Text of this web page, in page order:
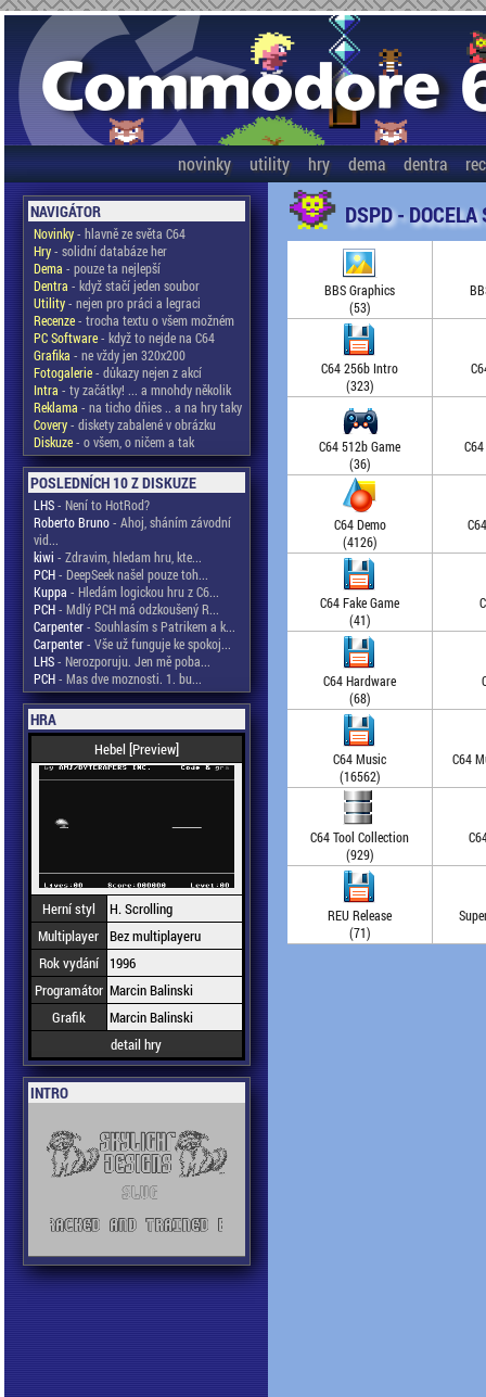
novinky utility hry dema dentra
NAVIGÁTOR
Novinky- hlavně ze světa C64
Hry- solidní databáze her
Dema - pouze ta nejlepší
Dentra - když stačí jeden soubor
Utility- nejen pro práci a legraci
Recenze- trocha textu o všem možném
PC Software- když to nejde na C64
Grafika - ne vždy jen 320x200
Fotogalerie- důkazy nejen z akcí
Intra - ty začátky! ... a mnohdy několik
Reklama - na ticho dňies .. a na hry taky
Covery- diskety zabalené v obrázku
Diskuze- o všem, o ničem a tak
POSLEDNÍCH 10 Z DISKUZE
LHS- Není to HotRod?
Roberto Bruno- Ahoj, sháním závodní
vid...
kiwi - Zdravim, hledam hru, kte...
PCH- DeepSeek našel pouze toh...
Kuppa - Hledám logickou hru z C6...
PCH- Mdlý PCH má odzkoušený R...
Carpenter- Souhlasím s Patrikem a k...
Carpenter- Vše už funguje ke spokoj...
LHS- Nerozporuju. Jen mě poba...
PCH- Mas dve moznosti. 1. bu...
HRA
Hebel [Preview]
Herní styl
H. Scrolling
Multiplayer Bez multiplayeru
Rok vydání
1996
Programátor Marcin Balinski
Grafik
Marcin Balinski
detail hry
INTRO
DSPD - DOCELA
BBS Graphics
(53)
C64 256b Intro
(323)
C64 512b Game
(36)
C64 Demo
(4126)
C64 Fake Game
(41)
C64 Hardware
(68)
C64 Music
(16562)
C64
C64 Tool Collection
(929)
REU Release
(71)